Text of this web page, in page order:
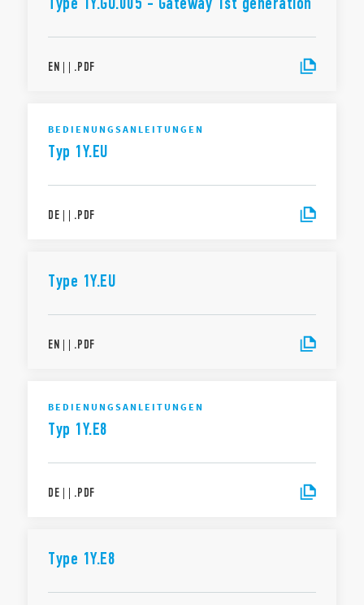
EN | | .PDF
BEDIENUNGSANLEITUNGEN
Typ 1Y.EU
DE | | .PDF
Type 1Y.EU
EN | | .PDF
BEDIENUNGSANLEITUNGEN
Typ 1Y.E8
DE | | .PDF
Type 1Y.E8